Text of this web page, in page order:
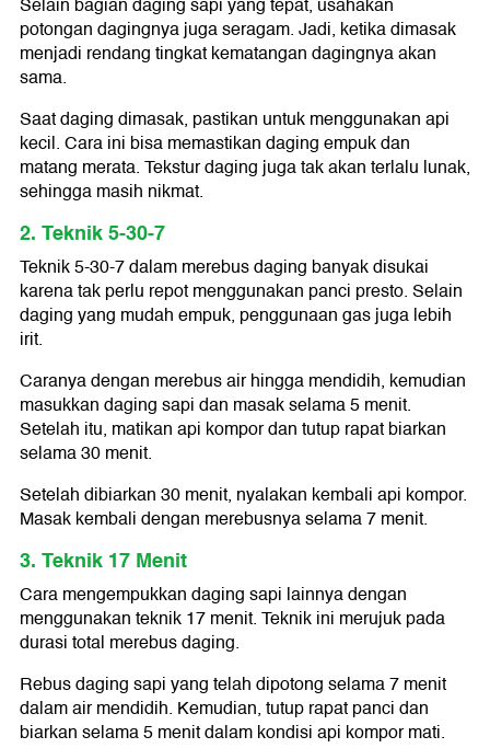
potongan dagingnya juga seragam. Jadi, ketika dimasak
menjadi rendang tingkat kematangan dagingnya akan
sama.
Saat daging dimasak, pastikan untuk menggunakan api
kecil. Cara ini bisa memastikan daging empuk dan
matang merata. Tekstur daging juga tak akan terlalu lunak,
sehingga masih nikmat.
2. Teknik 5-30-7
Teknik 5-30-7 dalam merebus daging banyak disukai
karena tak perlu repot menggunakan panci presto. Selain
daging yang mudah empuk, penggunaan gas juga lebih
irit.
Caranya dengan merebus air hingga mendidih, kemudian
masukkan daging sapi dan masak selama 5 menit.
Setelah itu, matikan api kompor dan tutup rapat biarkan
selama 30 menit.
Setelah dibiarkan 30 menit, nyalakan kembali api kompor.
Masak kembali dengan merebusnya selama 7 menit.
3. Teknik 17 Menit
Cara mengempukkan daging sapi lainnya dengan
menggunakan teknik 17 menit. Teknik ini merujuk pada
durasi total merebus daging.
Rebus daging sapi yang telah dipotong selama 7 menit
dalam air mendidih. Kemudian, tutup rapat panci dan
biarkan selama 5 menit dalam kondisi api kompor mati.